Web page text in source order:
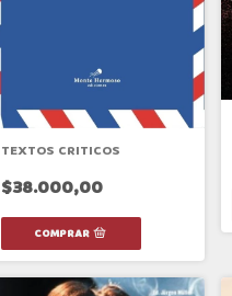
TEXTOS CRITICOS
$38.000,00